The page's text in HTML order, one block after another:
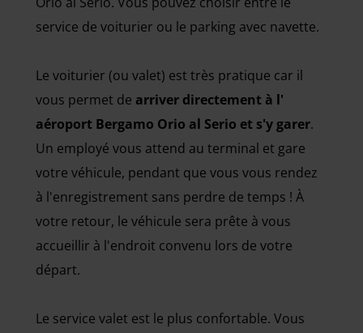
service de voiturier ou le parking avec navette.
Le voiturier (ou valet) est très pratique car il
vous permet de arriver directement à l'
aéroport Bergamo Orio al Serio et s'y garer.
Un employé vous attend au terminal et gare
votre véhicule, pendant que vous vous rendez
à l'enregistrement sans perdre de temps ! À
votre retour, le véhicule sera prête à vous
accueillir à l'endroit convenu lors de votre
départ.
Le service valet est le plus confortable. Vous